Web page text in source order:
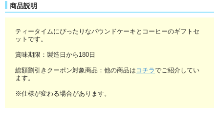
商品説明
ティータイムにぴったりなパウンドケーキとコーヒーのギフトセ
ットです。
賞味期限：製造日から180日
総額割引きクーポン対象商品：他の商品は コチラでご紹介してい
ます。
※仕様が変わる場合があります。